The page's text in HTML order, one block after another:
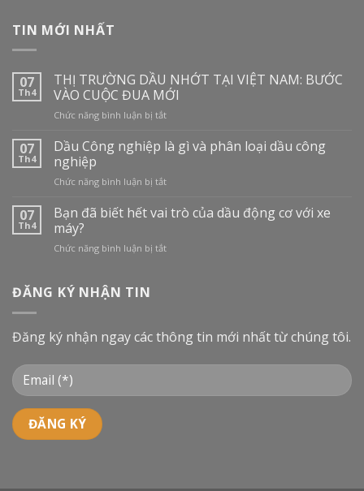
TIN MỚI NHẤT
07
Th4
THỊ TRƯỜNG DẦU NHỚT TẠI VIỆT NAM: BƯỚC
VÀO CUỘC ĐUA MỚI
Chức năng bình luận bị tắtở
TRƯỜNG
DẦU
TẠI
NAM:
CUỘC
07
Th4
Dầu Công nghiệp là gì và phân loại dầu công
nghiệp
Chức năng bình luận bị tắtở
Công
gì
nghiệp
07
Th4
Bạn đã biết hết vai trò của dầu động cơ với xe
máy?
Chức năng bình luận bị tắtở
trò
của
với
ĐĂNG KÝ NHẬN TIN
Đăng ký nhận ngay các thông tin mới nhất từ chúng tôi.